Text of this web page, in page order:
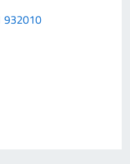
932010